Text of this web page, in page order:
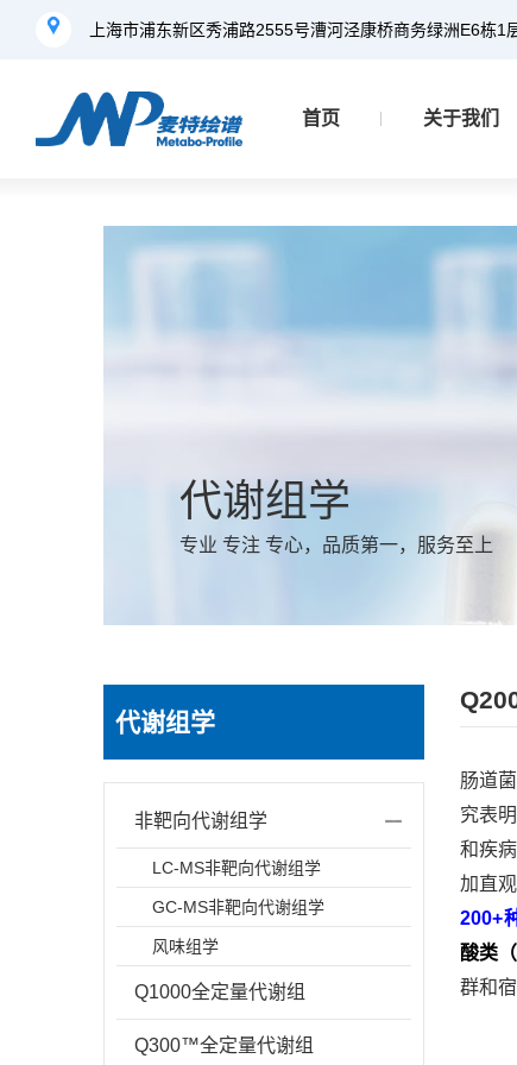
上海市浦东新区秀浦路2555号漕河泾康桥商务绿洲E6栋1
首页 关于我们
代谢组学
专业 专注 专心，品质第一，服务至上
代谢组学
非靶向代谢组学
LC-MS非靶向代谢组学
GC-MS非靶向代谢组学
风味组学
Q1000全定量代谢组
Q300™全定量代谢组
肠道
究表
和疾
加直
200+
酸类
群和